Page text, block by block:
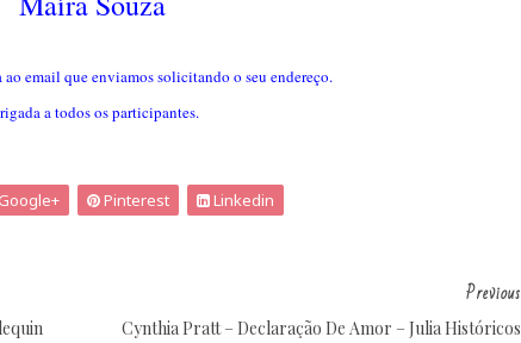
ao email que enviamos solicitando o seu endereço.
a todos os participantes.
Google+ Pinterest Linkedin
Previous
Cynthia Pratt – Declaração De Amor – Julia Históricos